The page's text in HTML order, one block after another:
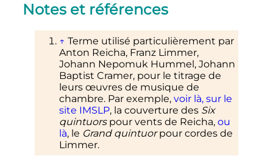
Notes et références
↑ Terme utilisé particulièrement par
Anton Reicha, Franz Limmer,
Johann Nepomuk Hummel, Johann
Baptist Cramer, pour le titrage de
leurs œuvres de musique de
chambre. Par exemple, voir là, sur le
site IMSLP, la couverture des Six
quintuorspour vents de Reicha, ou
là, le Grand quintuorpour cordes de
Limmer.